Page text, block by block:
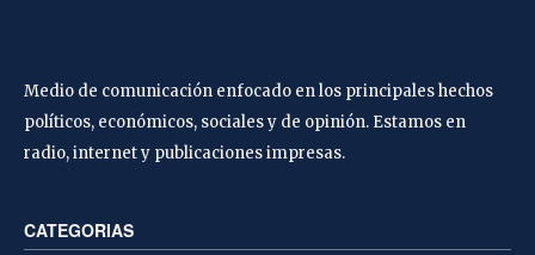
Medio de comunicación enfocado en los principales hechos
políticos, económicos, sociales y de opinión. Estamos en
radio, internet y publicaciones impresas.
CATEGORIAS